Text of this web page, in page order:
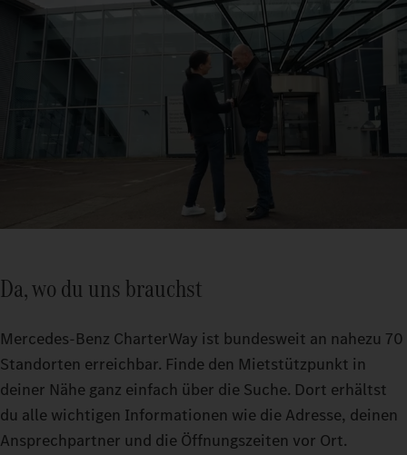
Da, wo du uns brauchst
Mercedes‑Benz CharterWay ist bundesweit an nahezu 70
Standorten erreichbar. Finde den Mietstützpunkt in
deiner Nähe ganz einfach über die Suche. Dort erhältst
du alle wichtigen Informationen wie die Adresse, deinen
Ansprechpartner und die Öffnungszeiten vor Ort.